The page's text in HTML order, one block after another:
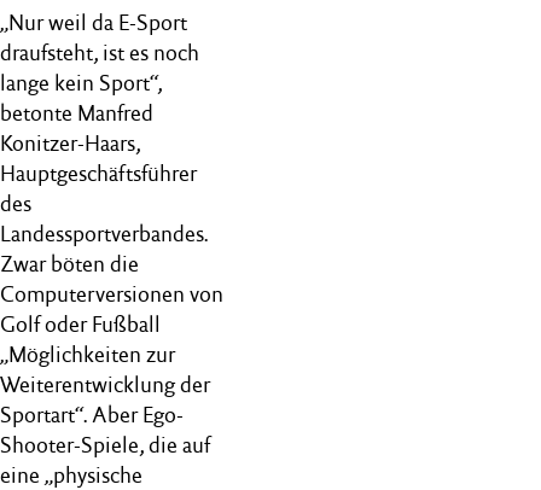
„Nur weil da E-Sport
draufsteht, ist es noch
lange kein Sport“,
betonte Manfred
Konitzer-Haars,
Hauptgeschäftsführer
des
Landessportverbandes.
Zwar böten die
Computerversionen von
Golf oder Fußball
„Möglichkeiten zur
Weiterentwicklung der
Sportart“. Aber Ego-
Shooter-Spiele, die auf
eine „physische